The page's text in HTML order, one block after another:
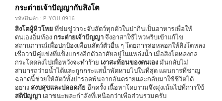
กระต่ายเจ้าปัญญากับสิงโต
รหัสสินค้า : P-YOU-0916
สิงโตผู้หิวโหย ที่ข่มขู่ว่าจะจับสัตว์ทุกตัวในป่ากินเป็นอาหารเพื่อให้
ตนเองอิ่มท้องกระต่ายเจ้าปัญญาจึงอาสาใช้ไหวพริบเข้าแก้ไข
สถานการณ์เพื่อปกป้องเพื่อนสัตว์ตัวอื่น ๆ โดยการล่อหลอกให้สิงโตหลง
เชื่อว่ามีคู่แข่งที่แข็งแกร่งอีกตัวอาศัยอยู่ในแหล่งน้ำ เมื่อสิงโตหลงกล
กระโดดลงไปเพื่อหวังจะทำร้าย เงาสะท้อนของตนเองมันกลับไม่
สามารถว่ายน้ำได้และถูกกระแสน้ำพัดหายไปในที่สุด แผนการที่ชาญ
ฉลาดนี้ช่วยให้สัตว์ทั้งป่ารอดพ้นจากอันตรายและกลับมาใช้ชีวิตได้
อย่างสงบสุขและปลอดภัย อีกครั้ง เนื้อหาโดยรวมจึงมุ่งเน้นไปที่การใช้
สติปัญญา เอาชนะพละกำลังที่เหนือกว่าเพื่อส่วนรวมครับ